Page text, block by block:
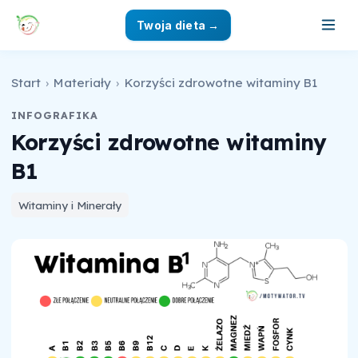
Twoja dieta →
Start › Materiały › Korzyści zdrowotne witaminy B1
INFOGRAFIKA
Korzyści zdrowotne witaminy
B1
Witaminy i Minerały